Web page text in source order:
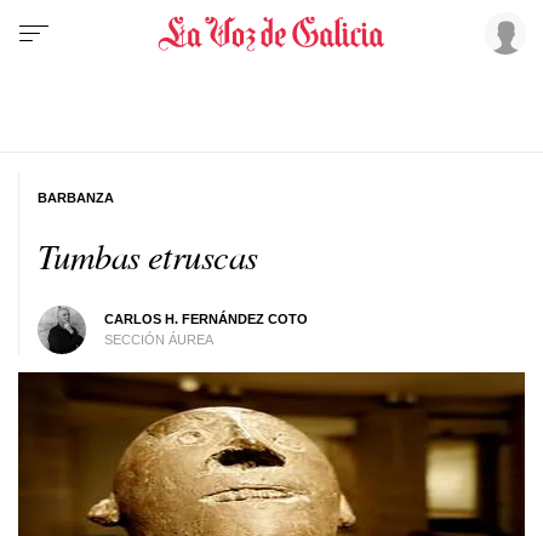
Tumbas etruscas
CARLOS H. FERNÁNDEZ COTO
SECCIÓN ÁUREA
BARBANZA